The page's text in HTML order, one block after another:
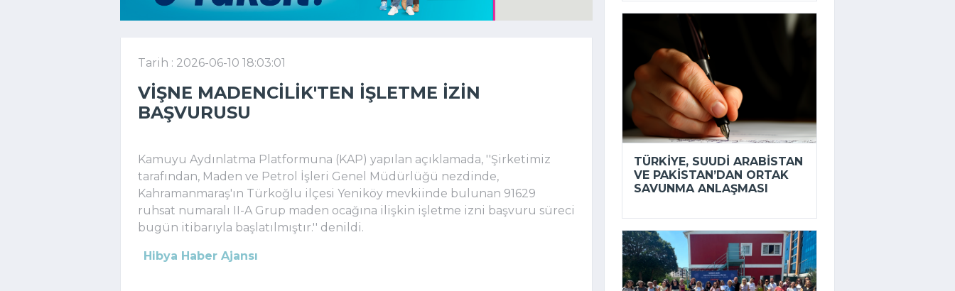
Tarih : 2026-06-10 18:03:01
VIŞNE MADENCILIK'TEN IŞLETME IZIN
BAŞVURUSU
Kamuyu Aydınlatma Platformuna (KAP) yapılan açıklamada, ''Şirketimiz
tarafından, Maden ve Petrol İşleri Genel Müdürlüğü nezdinde,
Kahramanmaraş'ın Türkoğlu ilçesi Yeniköy mevkiinde bulunan 91629
ruhsat numaralı II-A Grup maden ocağına ilişkin işletme izni başvuru süreci
bugün itibarıyla başlatılmıştır.'' denildi.
Hibya Haber Ajansı
TÜRKIYE, SUUDI ARABISTAN
VE PAKISTAN’DAN ORTAK
SAVUNMA ANLAŞMASI